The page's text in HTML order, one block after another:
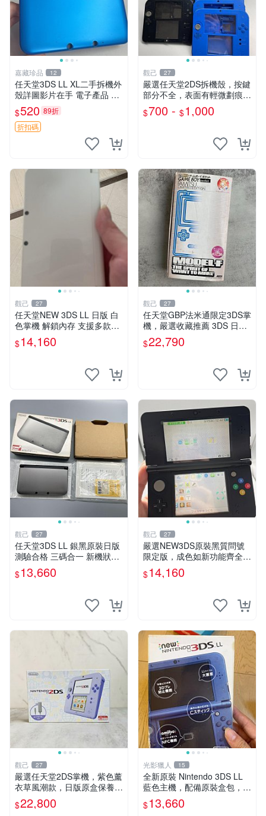
嘉藏珍品 12
任天堂3DS LL XL二手拆機外
殼詳圖影片在手 電子產品 古
董級收藏 帝王版 外觀良好
$520 89折
折扣碼
觀己 27
嚴選任天堂2DS拆機殼，按鍵
部分不全，表面有輕微劃痕及
磨損，無電池蓋。全新未使用
老式任天堂2DS 拆機殼 按鈕
$700 - $1,000
觀己 27
任天堂NEW 3DS LL 日版 白
色掌機 解鎖內存 支援多款遊
戲 帶膜 包裝完整 3DS NDS
GBA 遊戲掌機 線路正常 精品
$14,160
觀己 27
任天堂GBP法米通限定3DS掌
機，嚴選收藏推薦 3DS 日版
法米通 任天堂 GBP
$22,790
觀己 27
任天堂3DS LL 銀黑原裝日版
測驗合格 三碼合一 新機狀態
完美螢幕 薄膜保護 配套齊備
3DSLL 日版 系統完好 薄膜貼
$13,660
觀己 27
嚴選NEW3DS原裝黑質問號
限定版，成色如新功能齊全無
損 NEW3DS 黑質 問號限定
版 功能完
$14,160
觀己 27
嚴選任天堂2DS掌機，紫色薰
衣草風潮款，日版原盒保養。
3DS手遊娛樂新體驗。 2DS
掌機 日版 游玩 便攜式
$22,800
光影獵人 15
全新原裝 Nintendo 3DS LL
藍色主機，配備原裝盒包，螢
幕乾淨如新，按鍵順暢，支援
3D 與 NFC 技術，兼容 amiib
$13,660